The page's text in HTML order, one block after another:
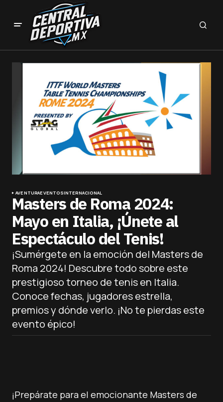
AVENTURAEVENTOSINTERNACIONAL
Masters de Roma 2024:
Mayo en Italia, ¡Únete al
Espectáculo del Tenis!
¡Sumérgete en la emoción del Masters de
Roma 2024! Descubre todo sobre este
prestigioso torneo de tenis en Italia.
Conoce fechas, jugadores estrella,
premios y dónde verlo. ¡No te pierdas este
evento épico!
¡Prepárate para el emocionante Masters de